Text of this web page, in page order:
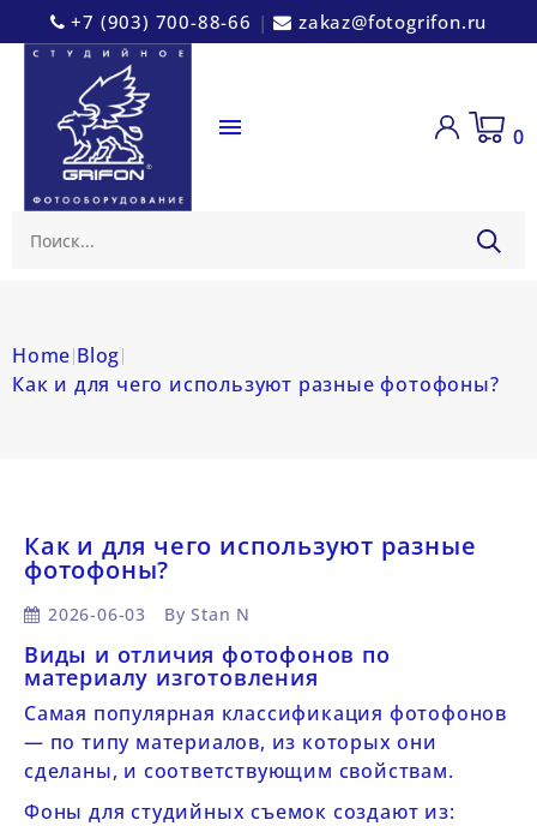
+7 (903) 700-88-66 | zakaz@fotogrifon.ru
 0
Home Blog
Как и для чего используют разные фотофоны?
Как и для чего используют разные
фотофоны?
2026-06-03 ByStan N
Виды и отличия фотофонов по
материалу изготовления
Самая популярная классификация фотофонов
— по типу материалов, из которых они
сделаны, и соответствующим свойствам.
Фоны для студийных съемок создают из: